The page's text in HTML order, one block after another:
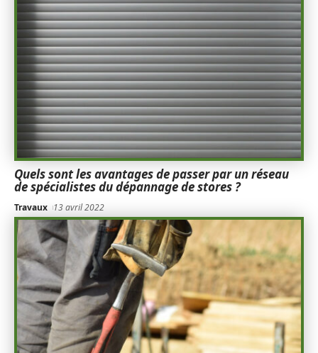
Quels sont les avantages de passer par un réseau
de spécialistes du dépannage de stores ?
Travaux 13 avril 2022